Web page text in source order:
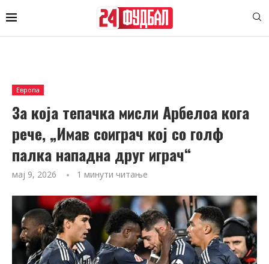
Европа
За која тепачка мисли Арбелоа кога
рече, „Имав соиграч кој со голф
палка нападна друг играч“
мај 9, 2026 1 минути читање